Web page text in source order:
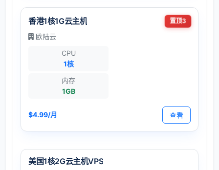
香港1核1G云主机 置顶3
欧陆云
CPU
1核
内存
1GB
$4.99/月 查看
美国1核2G云主机VPS